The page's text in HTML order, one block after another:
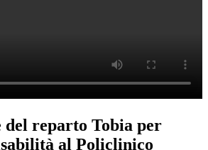
del reparto Tobia per
al Policlinico